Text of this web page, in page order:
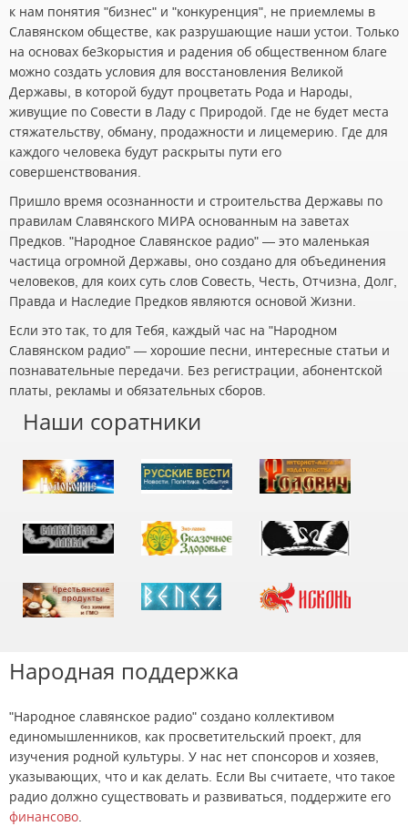
к нам понятия "бизнес" и "конкуренция", не приемлемы в
Славянском обществе, как разрушающие наши устои. Только
на основах беЗкорыстия и радения об общественном благе
можно создать условия для восстановления Великой
Державы, в которой будут процветать Рода и Народы,
живущие по Совести в Ладу с Природой. Где не будет места
стяжательству, обману, продажности и лицемерию. Где для
каждого человека будут раскрыты пути его
совершенствования.
Пришло время осознанности и строительства Державы по
правилам Славянского МИРА основанным на заветах
Предков. "Народное Славянское радио" — это маленькая
частица огромной Державы, оно создано для объединения
человеков, для коих суть слов Совесть, Честь, Отчизна, Долг,
Правда и Наследие Предков являются основой Жизни.
Если это так, то для Тебя, каждый час на "Народном
Славянском радио" — хорошие песни, интересные статьи и
познавательные передачи. Без регистрации, абонентской
платы, рекламы и обязательных сборов.
Наши соратники
Народная поддержка
"Народное славянское радио" создано коллективом
единомышленников, как просветительский проект, для
изучения родной культуры. У нас нет спонсоров и хозяев,
указывающих, что и как делать. Если Вы считаете, что такое
радио должно существовать и развиваться, поддержите его
финансово